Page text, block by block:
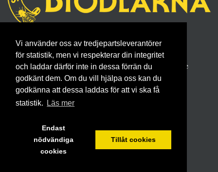
Vi använder oss av tredjepartsleverantörer
för statistik, men vi respekterar din integritet
och laddar därför inte in dessa förrän du
godkänt dem. Om du vill hjälpa oss kan du
godkänna att dessa laddas för att vi ska få
statistik.
Läs mer
Endast
nödvändiga
cookies
Tillåt cookies
Sveriges Biodlares Riksförbund
Borgmästaregatan 26, 596 34 Skänninge
Telefon 0142- 48 20 00, E-post: info@biodlarna.se
Köpvillkor för medlemskap